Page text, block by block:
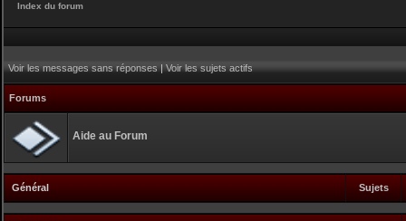
Index du forum
Voir les messages sans réponses|Voir les sujets actifs
Forums
Aide au Forum
Général Sujets